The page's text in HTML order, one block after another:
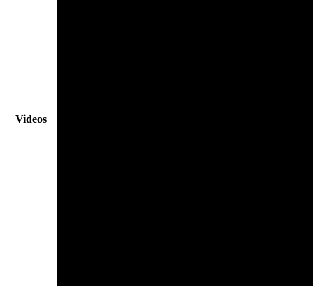
Videos